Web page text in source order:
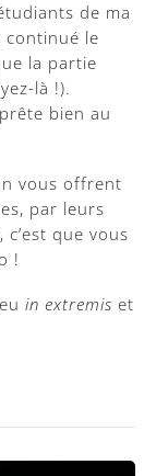
de ma
continué le
la partie
là !).
bien au
vous offrent
par leurs
que vous
!
in extremis et